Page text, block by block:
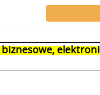
biznesowe,